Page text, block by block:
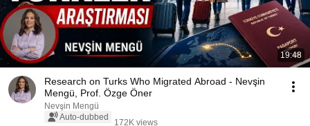
19:48
Research on Turks Who Migrated Abroad - Nevşin
Mengü, Prof. Özge Öner
Nevşin Mengü
Auto-dubbed
172K views